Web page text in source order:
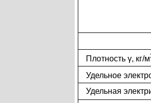
Плотность γ, кг/м
Удельное
Удельная